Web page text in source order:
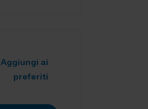
Aggiungi ai
preferiti